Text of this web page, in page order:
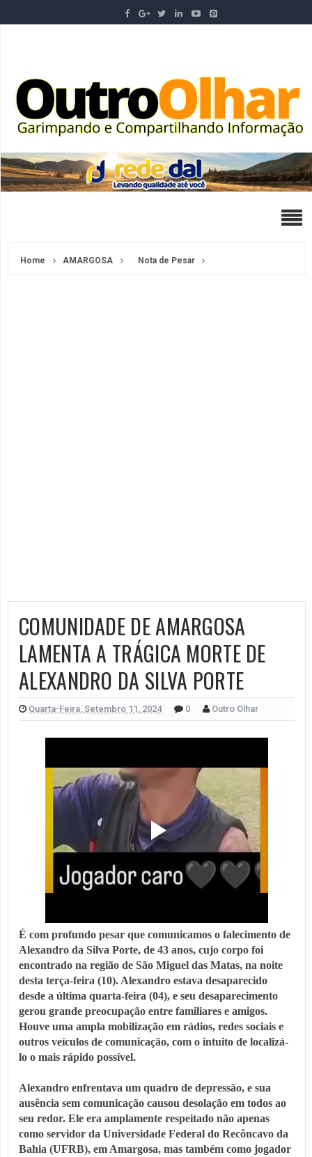
Home AMARGOSA Nota de Pesar
COMUNIDADE DE AMARGOSA
LAMENTA A TRÁGICA MORTE DE
ALEXANDRO DA SILVA PORTE
Quarta-Feira, Setembro 11, 2024 0 Outro Olhar
É com profundo pesar que comunicamos o falecimento de
Alexandro da Silva Porte, de 43 anos, cujo corpo foi
encontrado na região de São Miguel das Matas, na noite
desta terça-feira (10). Alexandro estava desaparecido
desde a última quarta-feira (04), e seu desaparecimento
gerou grande preocupação entre familiares e amigos.
Houve uma ampla mobilização em rádios, redes sociais e
outros veículos de comunicação, com o intuito de localizá-
lo o mais rápido possível.
Alexandro enfrentava um quadro de depressão, e sua
ausência sem comunicação causou desolação em todos ao
seu redor. Ele era amplamente respeitado não apenas
como servidor da Universidade Federal do Recôncavo da
Bahia (UFRB), em Amargosa, mas também como jogador